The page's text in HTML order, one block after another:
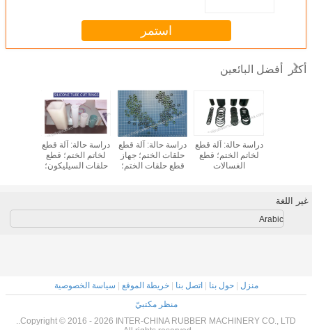
استمر
أكثر أفضل البائعين
دراسة حالة: آلة قطع
لخاتم الختم؛ قطع
حلقات السيليكون؛
دراسة حالة: آلة قطع
حلقات الختم؛ جهاز
قطع حلقات الختم؛
دراسة حالة: آلة قطع
لخاتم الختم؛ قطع
الغسالات
غير اللغة
Arabic
منزل |حول بنا اتصل بنا |خريطة الموقع
سياسة الخصوصية
منظر مكتبيّ
Copyright © 2016 - 2026 INTER-CHINA RUBBER MACHINERY CO., LTD..